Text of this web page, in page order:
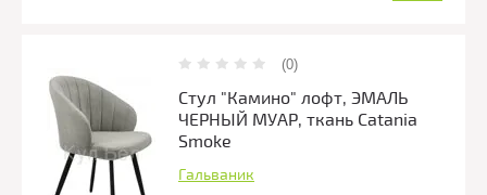
(0)
Стул "Камино" лофт, ЭМАЛЬ
ЧЕРНЫЙ МУАР, ткань Catania
Smoke
Гальваник